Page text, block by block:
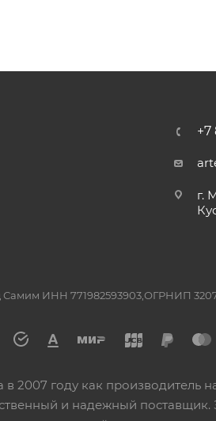
г.
ИНН 771982593903,ОГРНИП
2007 году как производитель
и надежный